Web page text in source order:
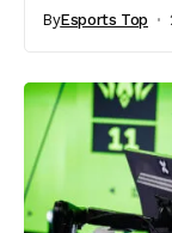
ByEsports Top